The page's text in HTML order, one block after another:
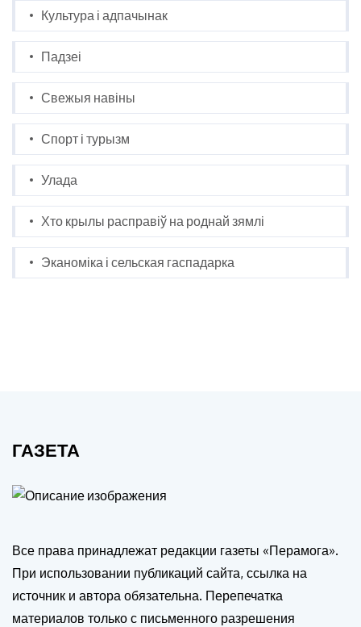
Культура і адпачынак
Падзеі
Свежыя навіны
Спорт і турызм
Улада
Хто крылы расправіў на роднай зямлі
Эканоміка і сельская гаспадарка
ГАЗЕТА
Все права принадлежат редакции газеты «Перамога».
При использовании публикаций сайта, ссылка на
источник и автора обязательна. Перепечатка
материалов только с письменного разрешения